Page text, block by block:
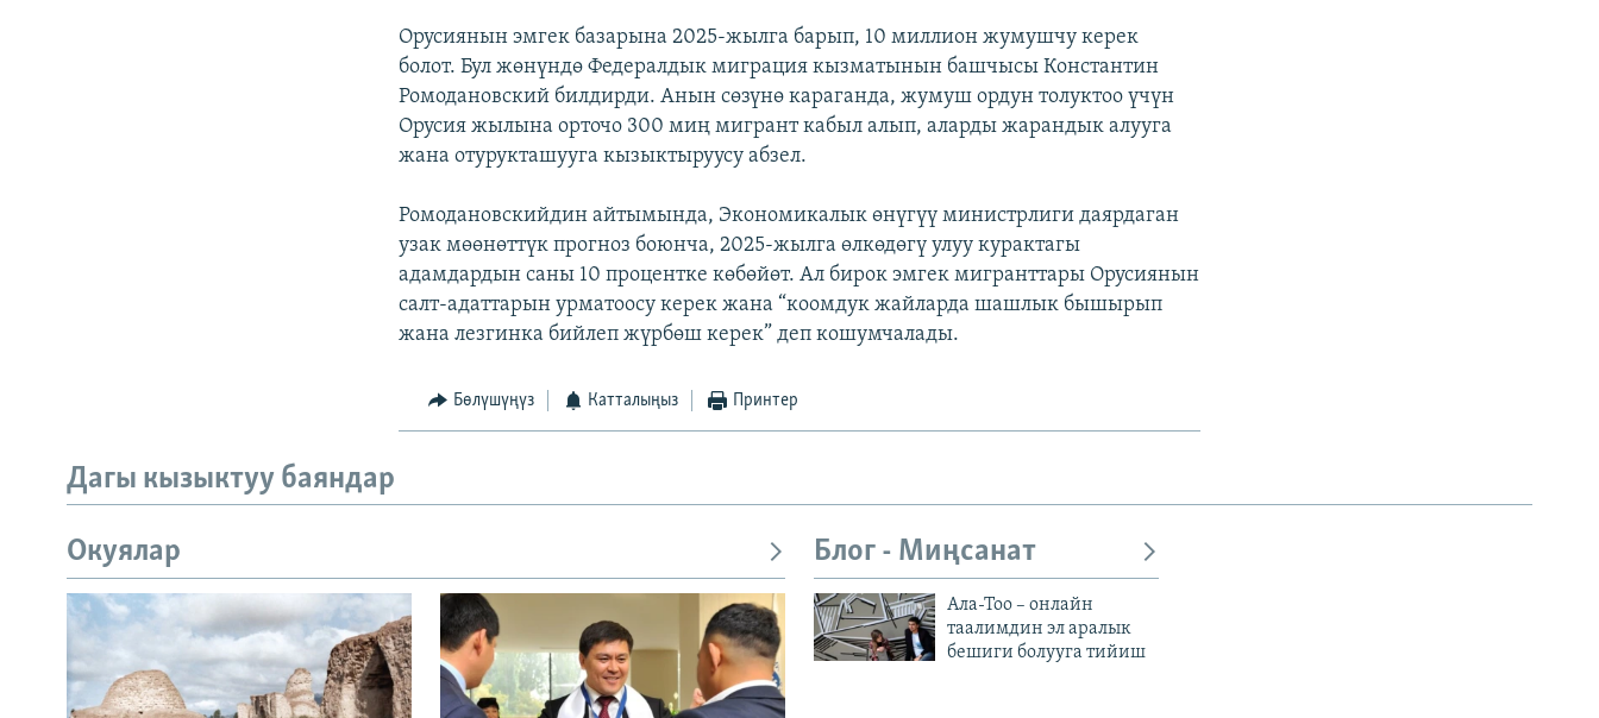
Орусиянын эмгек базарына 2025-жылга барып, 10 миллион жумушчу керек
болот. Бул жөнүндө Федералдык миграция кызматынын башчысы Константин
Ромодановский билдирди. Анын сөзүнө караганда, жумуш ордун толуктоо үчүн
Орусия жылына орточо 300 миң мигрант кабыл алып, аларды жарандык алууга
жана отурукташууга кызыктыруусу абзел.
Ромодановскийдин айтымында, Экономикалык өнүгүү министрлиги даярдаган
узак мөөнөттүк прогноз боюнча, 2025-жылга өлкөдөгү улуу курактагы
адамдардын саны 10 процентке көбөйөт. Ал бирок эмгек мигранттары Орусиянын
салт-адаттарын урматоосу керек жана “коомдук жайларда шашлык бышырып
жана лезгинка бийлеп жүрбөш керек” деп кошумчалады.
Бөлүшүңүз Катталыңыз Принтер
Дагы кызыктуу баяндар
Окуялар Блог - Миңсанат
Ала-Тоо – онлайн
таалимдин эл аралык
бешиги болууга тийиш